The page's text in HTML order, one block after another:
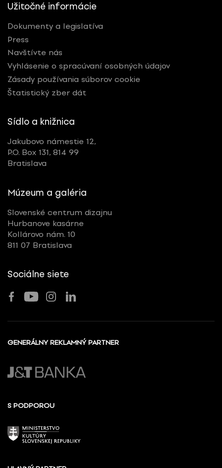
Užitočné informácie
Dokumenty a legislatíva
Press
Navštívte nás
Vyhlásenie o spracúvaní osobných údajov
Zásady používania súborov cookie
Štatistický zber dát
Sídlo a knižnica
Jakubovo námestie 12,
P.O. Box 131, 814 99
Bratislava
Múzeum a galéria
Slovenské centrum dizajnu
Hurbanove kasárne
Kollárovo nám. 10
811 07 Bratislava
Sociálne siete
GENERÁLNY REKLAMNÝ PARTNER
S PODPOROU